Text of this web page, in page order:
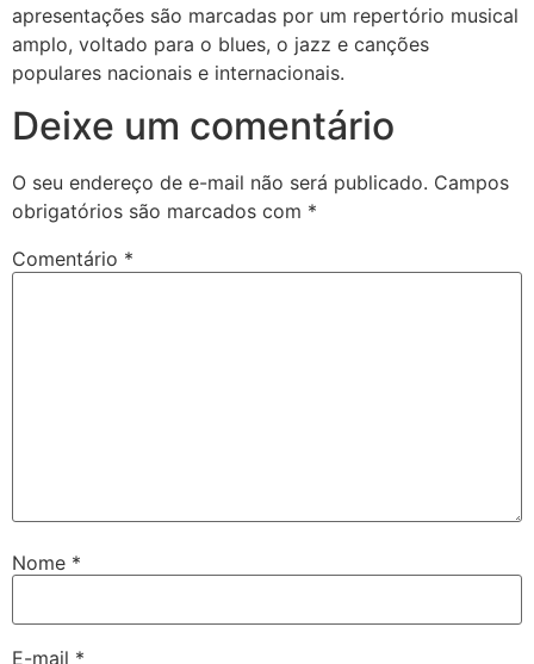
apresentações são marcadas por um repertório musical
amplo, voltado para o blues, o jazz e canções
populares nacionais e internacionais.
Deixe um comentário
O seu endereço de e-mail não será publicado. Campos
obrigatórios são marcados com *
Comentário *
Nome *
E-mail *